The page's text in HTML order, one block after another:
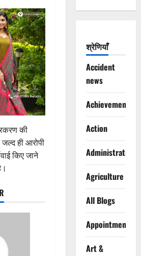
की
ही आरोपी
किए जाने
श्रेणियाँ
Accident
news
Achievements
Action
Administration
Agriculture
All Blogs
Appointments
Art &